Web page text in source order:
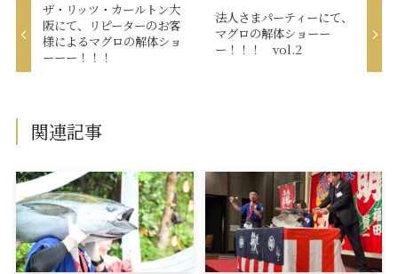
ザ・リッツ・カールトン大
阪にて、リピーターのお客
様によるマグロの解体ショ
ーーー！！！
法人さまパーティーにて、
マグロの解体ショーー
ー！！！ vol.2
関連記事